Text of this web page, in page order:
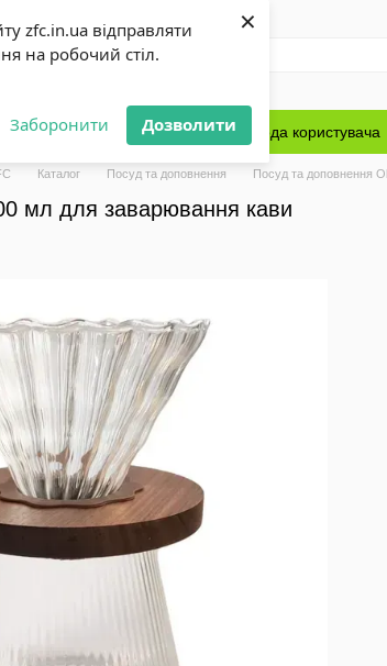
zfc.in.ua відправляти
на робочий стіл.
Заборонити Дозволити
×
Обмін та повернення Блог Угода користувача
Каталог Посуд та доповнення Посуд та доповнення
мл для заварювання кави